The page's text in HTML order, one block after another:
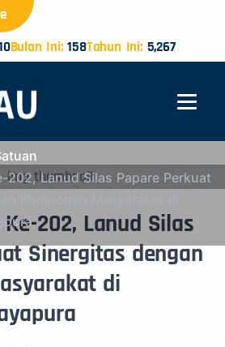
Bulan Ini:158Tahun Ini:5,267
202, Lanud Silas Papare Perkuat
202, Lanud Silas
Sinergitas dengan
di